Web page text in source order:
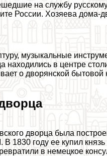
на службу
России. Хозяева
музыкальные
находились в центре
о дворянской бытовой
дворца была
В 1830 году ее купил
в немецкое